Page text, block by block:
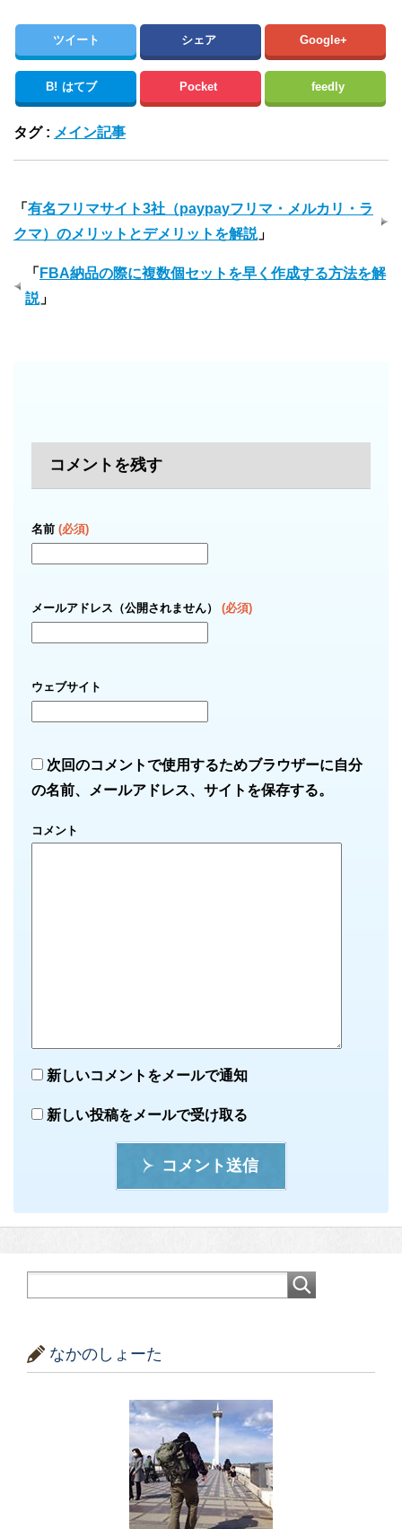
ツイート シェア Google+
B! はてブ Pocket feedly
タグ : メイン記事
「 有名フリマサイト3社（paypayフリマ・メルカリ・ラ
クマ）のメリットとデメリットを解説」
「 FBA納品の際に複数個セットを早く作成する方法を解
説」
コメントを残す
名前 (必須)
メールアドレス（公開されません） (必須)
ウェブサイト
次回のコメントで使用するためブラウザーに自分
の名前、メールアドレス、サイトを保存する。
コメント
新しいコメントをメールで通知
新しい投稿をメールで受け取る
コメント送信
なかのしょーた